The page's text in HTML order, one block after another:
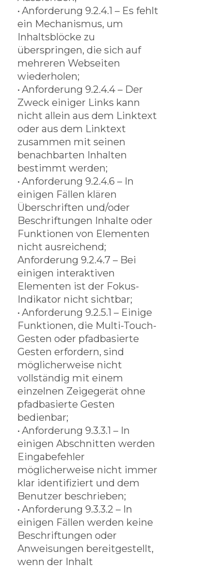
• Anforderung 9.2.4.1 – Es fehlt
ein Mechanismus, um
Inhaltsblöcke zu
überspringen, die sich auf
mehreren Webseiten
wiederholen;
• Anforderung 9.2.4.4 – Der
Zweck einiger Links kann
nicht allein aus dem Linktext
oder aus dem Linktext
zusammen mit seinen
benachbarten Inhalten
bestimmt werden;
• Anforderung 9.2.4.6 – In
einigen Fällen klären
Überschriften und/oder
Beschriftungen Inhalte oder
Funktionen von Elementen
nicht ausreichend;
Anforderung 9.2.4.7 – Bei
einigen interaktiven
Elementen ist der Fokus-
Indikator nicht sichtbar;
• Anforderung 9.2.5.1 – Einige
Funktionen, die Multi-Touch-
Gesten oder pfadbasierte
Gesten erfordern, sind
möglicherweise nicht
vollständig mit einem
einzelnen Zeigegerät ohne
pfadbasierte Gesten
bedienbar;
• Anforderung 9.3.3.1 – In
einigen Abschnitten werden
Eingabefehler
möglicherweise nicht immer
klar identifiziert und dem
Benutzer beschrieben;
• Anforderung 9.3.3.2 – In
einigen Fällen werden keine
Beschriftungen oder
Anweisungen bereitgestellt,
wenn der Inhalt